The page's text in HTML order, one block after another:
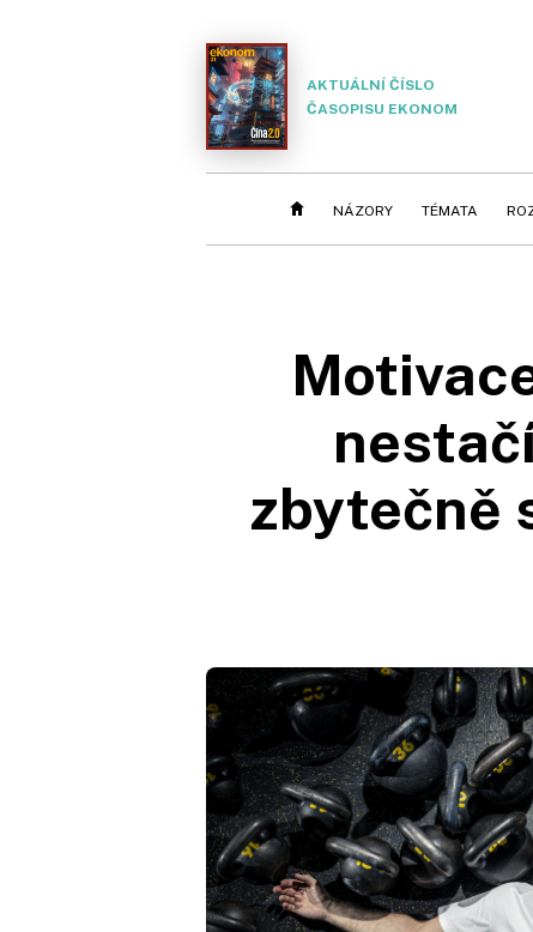
AKTUÁLNÍ ČÍSLO
ČASOPISU EKONOM
NÁZORY TÉMATA
zbytečně